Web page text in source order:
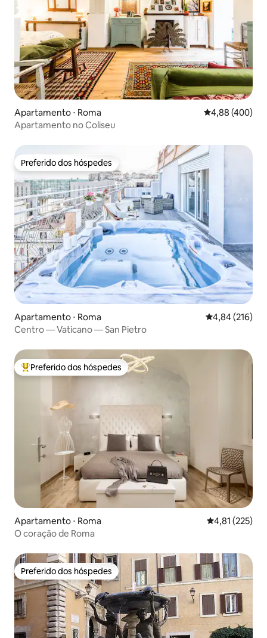
Apartamento ⋅ Roma 4,88 de uma
4,88 (400)
Apartamento no Coliseu
Preferido dos hóspedes
Preferido dos hóspedes
Apartamento ⋅ Roma 4,84 de uma
4,84 (216)
Centro — Vaticano — San Pietro
Entre os melhores preferidos dos hóspedes
Preferido dos hóspedes
Apartamento ⋅ Roma 4,81 de uma
4,81 (225)
O coração de Roma
Preferido dos hóspedes
Preferido dos hóspedes